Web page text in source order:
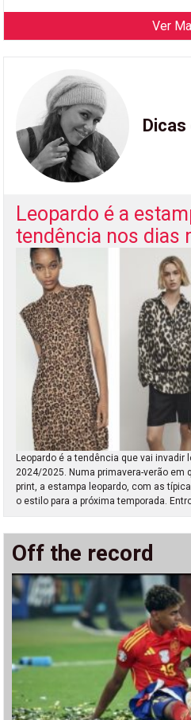
Ver
Leopardo é a
tendência nos dias
Leopardo é a tendência que vai
2024/2025. Numa primavera-verão em
print, a estampa leopardo, com as
o estilo para a próxima temporada.
Off the record